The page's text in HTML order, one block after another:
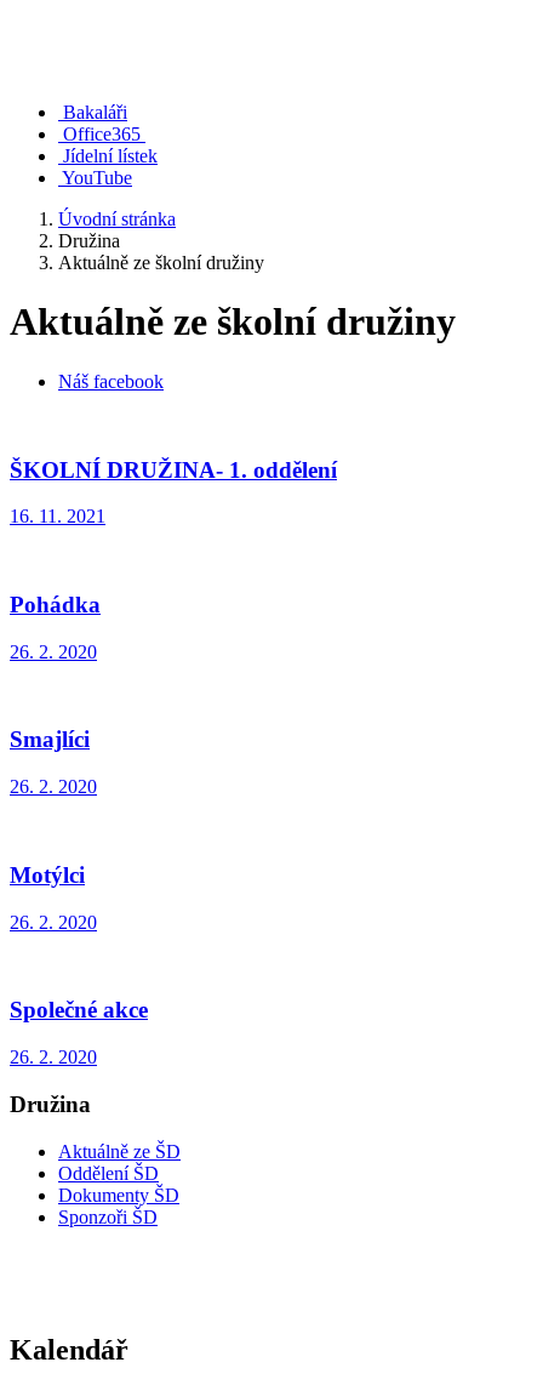
Bakaláři
Office365
Jídelní lístek
YouTube
Úvodní stránka
Družina
Aktuálně ze školní družiny
Aktuálně ze školní družiny
Náš facebook
ŠKOLNÍ DRUŽINA- 1. oddělení
16. 11. 2021
Pohádka
26. 2. 2020
Smajlíci
26. 2. 2020
Motýlci
26. 2. 2020
Společné akce
26. 2. 2020
Družina
Aktuálně ze ŠD
Oddělení ŠD
Dokumenty ŠD
Sponzoři ŠD
Kalendář